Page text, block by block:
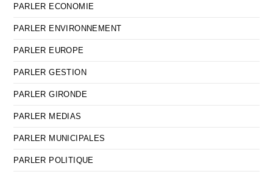
PARLER ECONOMIE
PARLER ENVIRONNEMENT
PARLER EUROPE
PARLER GESTION
PARLER GIRONDE
PARLER MEDIAS
PARLER MUNICIPALES
PARLER POLITIQUE